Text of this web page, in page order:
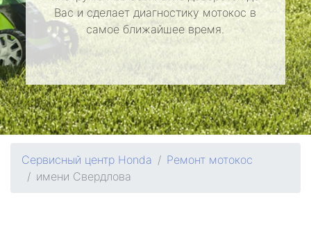
Вас и сделает диагностику мотокос в
самое ближайшее время.
Сервисный центр Honda
Ремонт мотокос
имени Свердлова